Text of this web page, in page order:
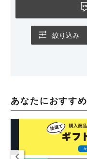
絞り込み
あなたにおすすめ